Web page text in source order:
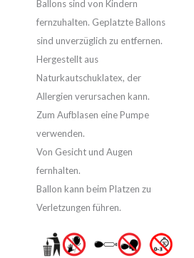
Ballons sind von Kindern
fernzuhalten. Geplatzte Ballons
sind unverzüglich zu entfernen.
Hergestellt aus
Naturkautschuklatex, der
Allergien verursachen kann.
Zum Aufblasen eine Pumpe
verwenden.
Von Gesicht und Augen
fernhalten.
Ballon kann beim Platzen zu
Verletzungen führen.